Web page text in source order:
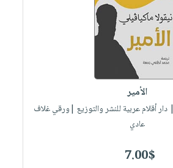
الأمير
| دار أقلام عربية للنشر والتوزيع |ورقي غلاف
عادي
7.00$